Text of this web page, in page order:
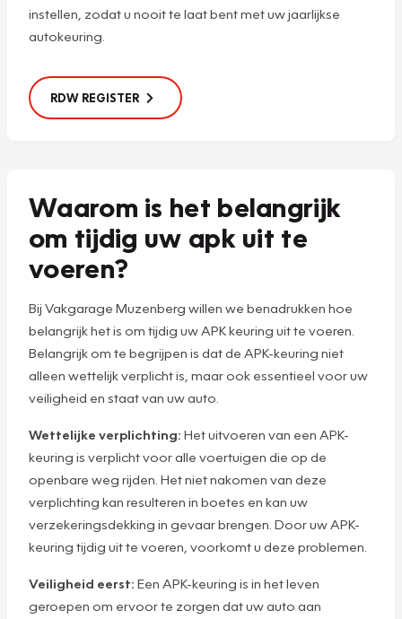
instellen, zodat u nooit te laat bent met uw jaarlijkse
autokeuring.
RDW REGISTER
Waarom is het belangrijk
om tijdig uw apk uit te
voeren?
Bij Vakgarage Muzenberg willen we benadrukken hoe
belangrijk het is om tijdig uw APK keuring uit te voeren.
Belangrijk om te begrijpen is dat de APK-keuring niet
alleen wettelijk verplicht is, maar ook essentieel voor uw
veiligheid en staat van uw auto.
Wettelijke verplichting: Het uitvoeren van een APK-
keuring is verplicht voor alle voertuigen die op de
openbare weg rijden. Het niet nakomen van deze
verplichting kan resulteren in boetes en kan uw
verzekeringsdekking in gevaar brengen. Door uw APK-
keuring tijdig uit te voeren, voorkomt u deze problemen.
Veiligheid eerst: Een APK-keuring is in het leven
geroepen om ervoor te zorgen dat uw auto aan